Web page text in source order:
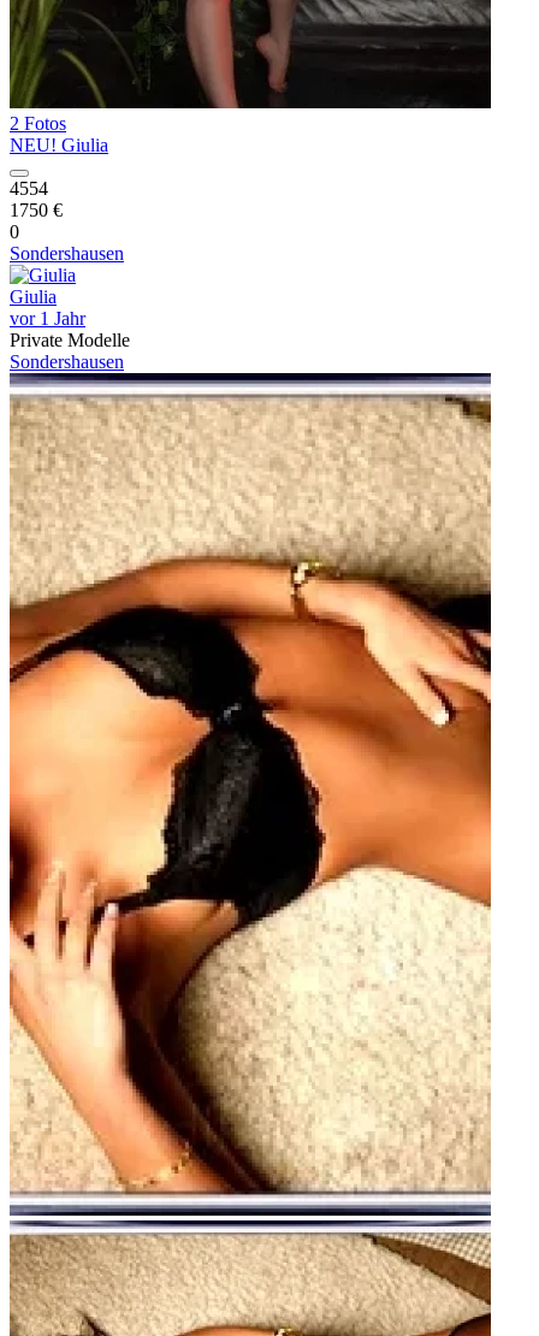
2 Fotos
NEU! Giulia
4554
1750 €
0
Sondershausen
Giulia
vor 1 Jahr
Private Modelle
Sondershausen